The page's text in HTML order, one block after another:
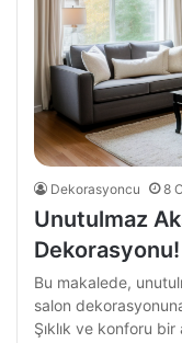
Dekorasyoncu 8
Unutulmaz
Dekorasyonu!
Bu makalede,
salon
Şıklık ve konforu